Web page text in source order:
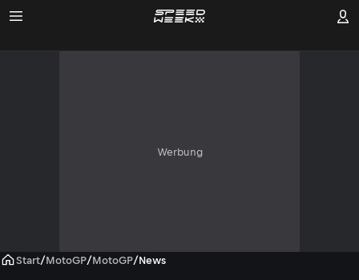
Werbung
Start/MotoGP/MotoGP/News